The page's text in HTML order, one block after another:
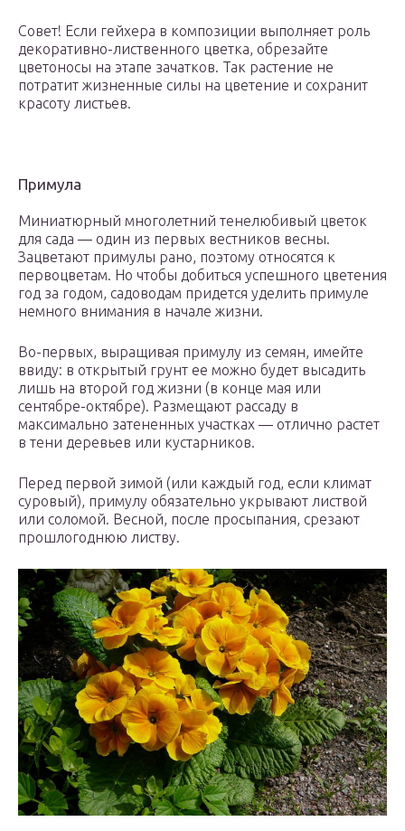
Совет! Если гейхера в композиции выполняет роль
декоративно-лиственного цветка, обрезайте
цветоносы на этапе зачатков. Так растение не
потратит жизненные силы на цветение и сохранит
красоту листьев.
Примула
Миниатюрный многолетний тенелюбивый цветок
для сада — один из первых вестников весны.
Зацветают примулы рано, поэтому относятся к
первоцветам. Но чтобы добиться успешного цветения
год за годом, садоводам придется уделить примуле
немного внимания в начале жизни.
Во-первых, выращивая примулу из семян, имейте
ввиду: в открытый грунт ее можно будет высадить
лишь на второй год жизни (в конце мая или
сентябре-октябре). Размещают рассаду в
максимально затененных участках — отлично растет
в тени деревьев или кустарников.
Перед первой зимой (или каждый год, если климат
суровый), примулу обязательно укрывают листвой
или соломой. Весной, после просыпания, срезают
прошлогоднюю листву.